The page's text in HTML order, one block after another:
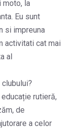
moto, la
Eu sunt
si impreuna
activitati cat mai
al
rutieră,
de
a celor